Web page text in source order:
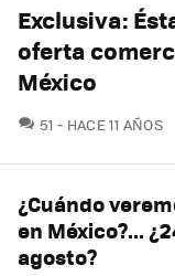
Exclusiva:
oferta
México
51 COMENTARIOS
HACE 11 AÑOS
¿Cuándo
en México?...
agosto?